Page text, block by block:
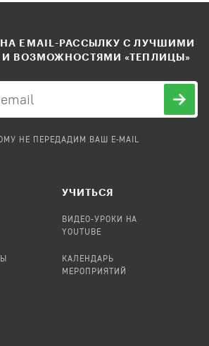
EMAIL-РАССЫЛКУ С ЛУЧШИМИ
ВОЗМОЖНОСТЯМИ «ТЕПЛИЦЫ»
НЕ ПЕРЕДАДИМ ВАШ E-MAIL
УЧИТЬСЯ
ВИДЕО-УРОКИ НА
YOUTUBE
КАЛЕНДАРЬ
МЕРОПРИЯТИЙ